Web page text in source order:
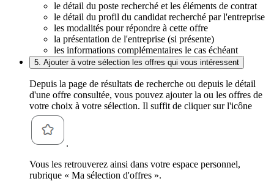
le détail du poste recherché et les éléments de contrat
le détail du profil du candidat recherché par l'entreprise
les modalités pour répondre à cette offre
la présentation de l'entreprise (si présente)
les informations complémentaires le cas échéant
5. Ajouter à votre sélection les offres qui vous intéressent
Depuis la page de résultats de recherche ou depuis le détail
d'une offre consultée, vous pouvez ajouter la ou les offres de
votre choix à votre sélection. Il suffit de cliquer sur l'icône
.
Vous les retrouverez ainsi dans votre espace personnel,
rubrique « Ma sélection d'offres ».